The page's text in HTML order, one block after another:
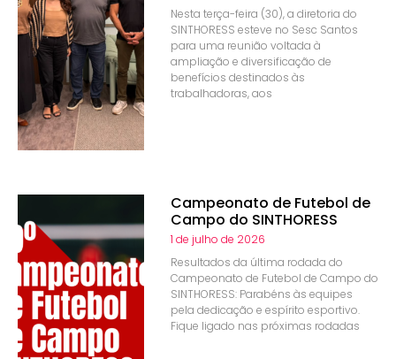
Nesta terça-feira (30), a diretoria do
SINTHORESS esteve no Sesc Santos
para uma reunião voltada à
ampliação e diversificação de
benefícios destinados às
trabalhadoras, aos
Campeonato de Futebol de
Campo do SINTHORESS
1 de julho de 2026
Resultados da última rodada do
Campeonato de Futebol de Campo do
SINTHORESS: Parabéns às equipes
pela dedicação e espírito esportivo.
Fique ligado nas próximas rodadas